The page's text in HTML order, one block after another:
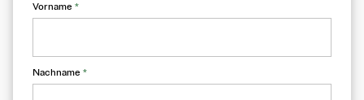
Vorname *
Nachname *